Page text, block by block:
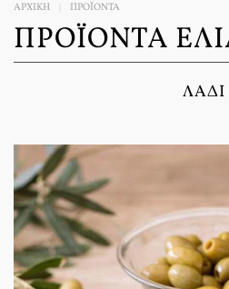
ΑΡΧΙΚΉ ΠΡΟΪΟΝΤΑ
ΠΡΟΪΌΝΤΑ
ΛΆΔΙ